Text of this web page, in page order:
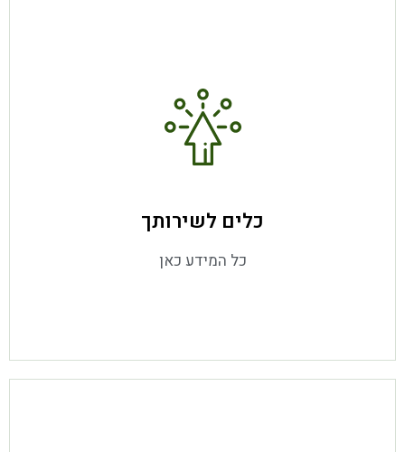
כלים לשירותך
כל המידע כאן